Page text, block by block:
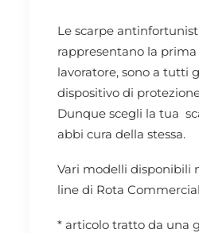
Le scarpe
rappresentano la prima
lavoratore, sono a tutti
dispositivo di
Dunque scegli la tua
abbi cura della stessa.
Vari modelli disponibili
line di Rota
* articolo tratto da una